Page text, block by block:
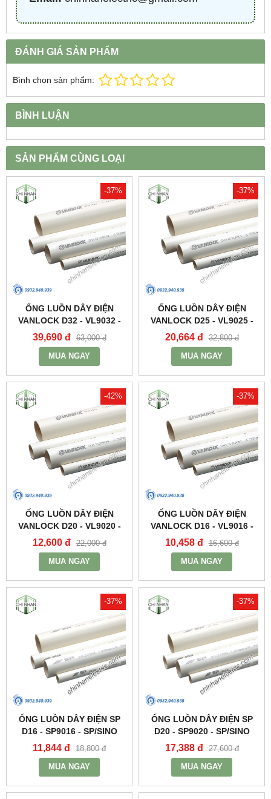
ĐÁNH GIÁ SẢN PHẨM
Bình chọn sản phẩm:
BÌNH LUẬN
SẢN PHẨM CÙNG LOẠI
-37%
ỐNG LUỒN DÂY ĐIỆN
VANLOCK D32 - VL9032 -
VANLOCK/SINO
39,690 đ 63,000 đ
MUA NGAY
-37%
ỐNG LUỒN DÂY ĐIỆN
VANLOCK D25 - VL9025 -
VANLOCK/SINO
20,664 đ 32,800 đ
MUA NGAY
-42%
ỐNG LUỒN DÂY ĐIỆN
VANLOCK D20 - VL9020 -
VANLOCK/SINO
12,600 đ 22,000 đ
MUA NGAY
-37%
ỐNG LUỒN DÂY ĐIỆN
VANLOCK D16 - VL9016 -
VANLOCK/SINO
10,458 đ 16,600 đ
MUA NGAY
-37%
ỐNG LUỒN DÂY ĐIỆN SP
D16 - SP9016 - SP/SINO
11,844 đ 18,800 đ
MUA NGAY
-37%
ỐNG LUỒN DÂY ĐIỆN SP
D20 - SP9020 - SP/SINO
17,388 đ 27,600 đ
MUA NGAY